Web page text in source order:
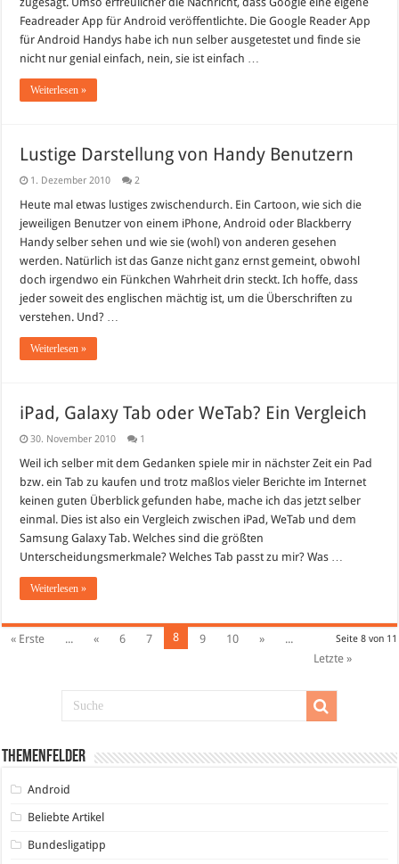
App
für
Feadreader App für Android veröffentlichte. Die Google Reader App
für Android Handys habe ich nun selber ausgetestet und finde sie
nicht nur genial einfach, nein, sie ist einfach …
Weiterlesen »
Lustige Darstellung von Handy Benutzern
1. Dezember 2010 2
Heute mal etwas lustiges zwischendurch. Ein Cartoon, wie sich die
jeweiligen Benutzer von einem iPhone, Android oder Blackberry
Handy selber sehen und wie sie (wohl) von anderen gesehen
werden. Natürlich ist das Ganze nicht ganz ernst gemeint, obwohl
doch irgendwo ein Fünkchen Wahrheit drin steckt. Ich hoffe, dass
jeder soweit des englischen mächtig ist, um die Überschriften zu
verstehen. Und? …
Weiterlesen »
iPad, Galaxy Tab oder WeTab? Ein Vergleich
30. November 2010 1
Weil ich selber mit dem Gedanken spiele mir in nächster Zeit ein Pad
bzw. ein Tab zu kaufen und trotz maßlos vieler Berichte im Internet
keinen guten Überblick gefunden habe, mache ich das jetzt selber
einmal. Dies ist also ein Vergleich zwischen iPad, WeTab und dem
Samsung Galaxy Tab. Welches sind die größten
Unterscheidungsmerkmale? Welches Tab passt zu mir? Was …
Weiterlesen »
Seite 8 von 11
« Erste ... « 6 7 8 9 10 »
...
Letzte »
Themenfelder
Android
Beliebte Artikel
Bundesligatipp